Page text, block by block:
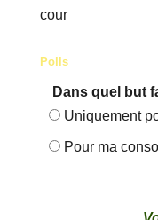
cour
Polls
Dans quel but
Uniquement
Pour ma